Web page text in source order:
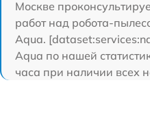
Москве
работ над робота-
Aqua.
Aqua по нашей
часа при наличии всех